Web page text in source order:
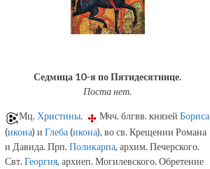
Седмица 10-я по Пятидесятнице.
Поста нет.
Мц. Христины. Мчч. блгвв. князей Бориса
(икона) и Глеба(икона), во св. Крещении Романа
и Давида. Прп.Поликарпа, архим. Печерского.
Свт.Георгия, архиеп. Могилевского. Обретение